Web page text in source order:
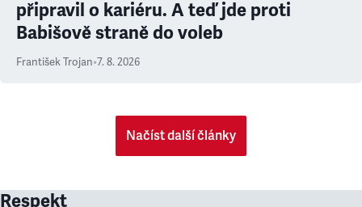
připravil o kariéru. A teď jde proti
Babišově straně do voleb
František Trojan•7. 8. 2026
Načíst další články
Respekt